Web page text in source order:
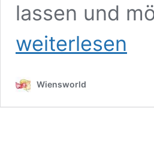
lassen und
weiterlesen
Wiensworld